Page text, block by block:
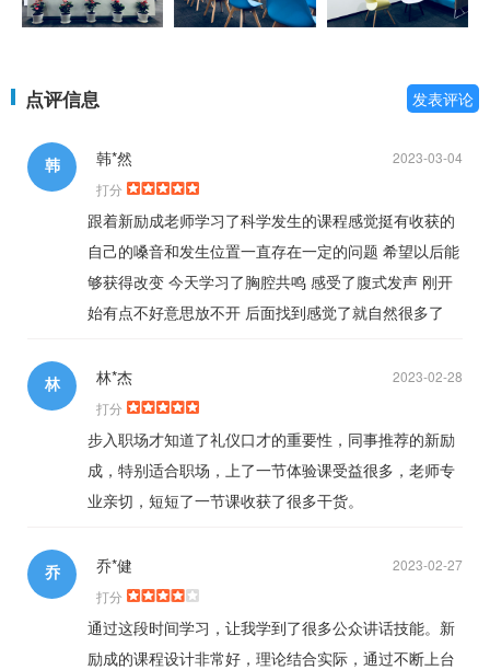
点评信息 发表评论
韩 2023-03-04
韩*然
打分
跟着新励成老师学习了科学发生的课程感觉挺有收获的
自己的嗓音和发生位置一直存在一定的问题 希望以后能
够获得改变 今天学习了胸腔共鸣 感受了腹式发声 刚开
始有点不好意思放不开 后面找到感觉了就自然很多了
林 2023-02-28
林*杰
打分
步入职场才知道了礼仪口才的重要性，同事推荐的新励
成，特别适合职场，上了一节体验课受益很多，老师专
业亲切，短短了一节课收获了很多干货。
乔 2023-02-27
乔*健
打分
通过这段时间学习，让我学到了很多公众讲话技能。新
励成的课程设计非常好，理论结合实际，通过不断上台